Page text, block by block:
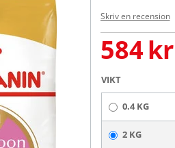
Skriv en recension
584kr
VIKT
0.4 KG
2 KG